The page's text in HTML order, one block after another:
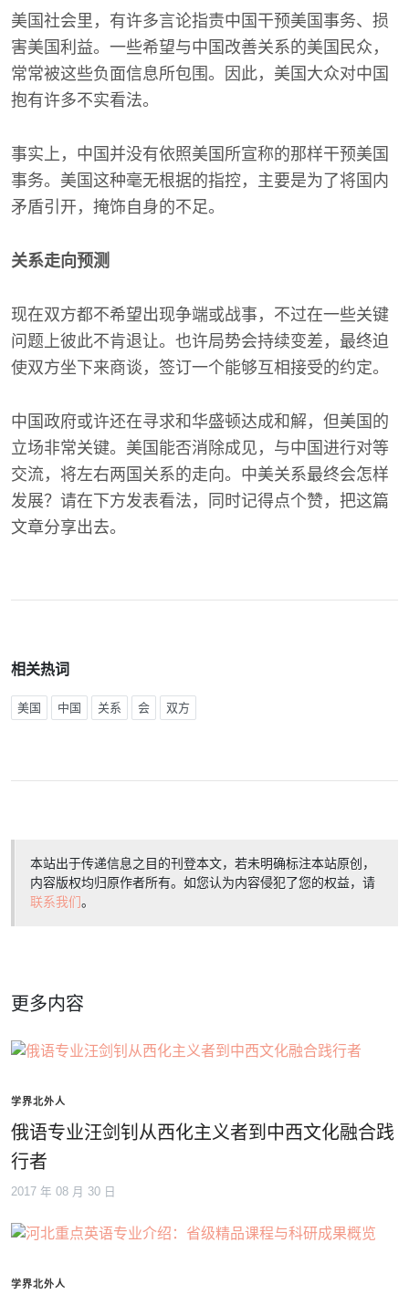
美国社会里，有许多言论指责中国干预美国事务、损
害美国利益。一些希望与中国改善关系的美国民众，
常常被这些负面信息所包围。因此，美国大众对中国
抱有许多不实看法。
事实上，中国并没有依照美国所宣称的那样干预美国
事务。美国这种毫无根据的指控，主要是为了将国内
矛盾引开，掩饰自身的不足。
关系走向预测
现在双方都不希望出现争端或战事，不过在一些关键
问题上彼此不肯退让。也许局势会持续变差，最终迫
使双方坐下来商谈，签订一个能够互相接受的约定。
中国政府或许还在寻求和华盛顿达成和解，但美国的
立场非常关键。美国能否消除成见，与中国进行对等
交流，将左右两国关系的走向。中美关系最终会怎样
发展？请在下方发表看法，同时记得点个赞，把这篇
文章分享出去。
相关热词
美国 中国 关系 会 双方
本站出于传递信息之目的刊登本文，若未明确标注本站原创，
内容版权均归原作者所有。如您认为内容侵犯了您的权益，请
联系我们。
更多内容
学界北外人
俄语专业汪剑钊从西化主义者到中西文化融合践
行者
2017 年 08 月 30 日
学界北外人